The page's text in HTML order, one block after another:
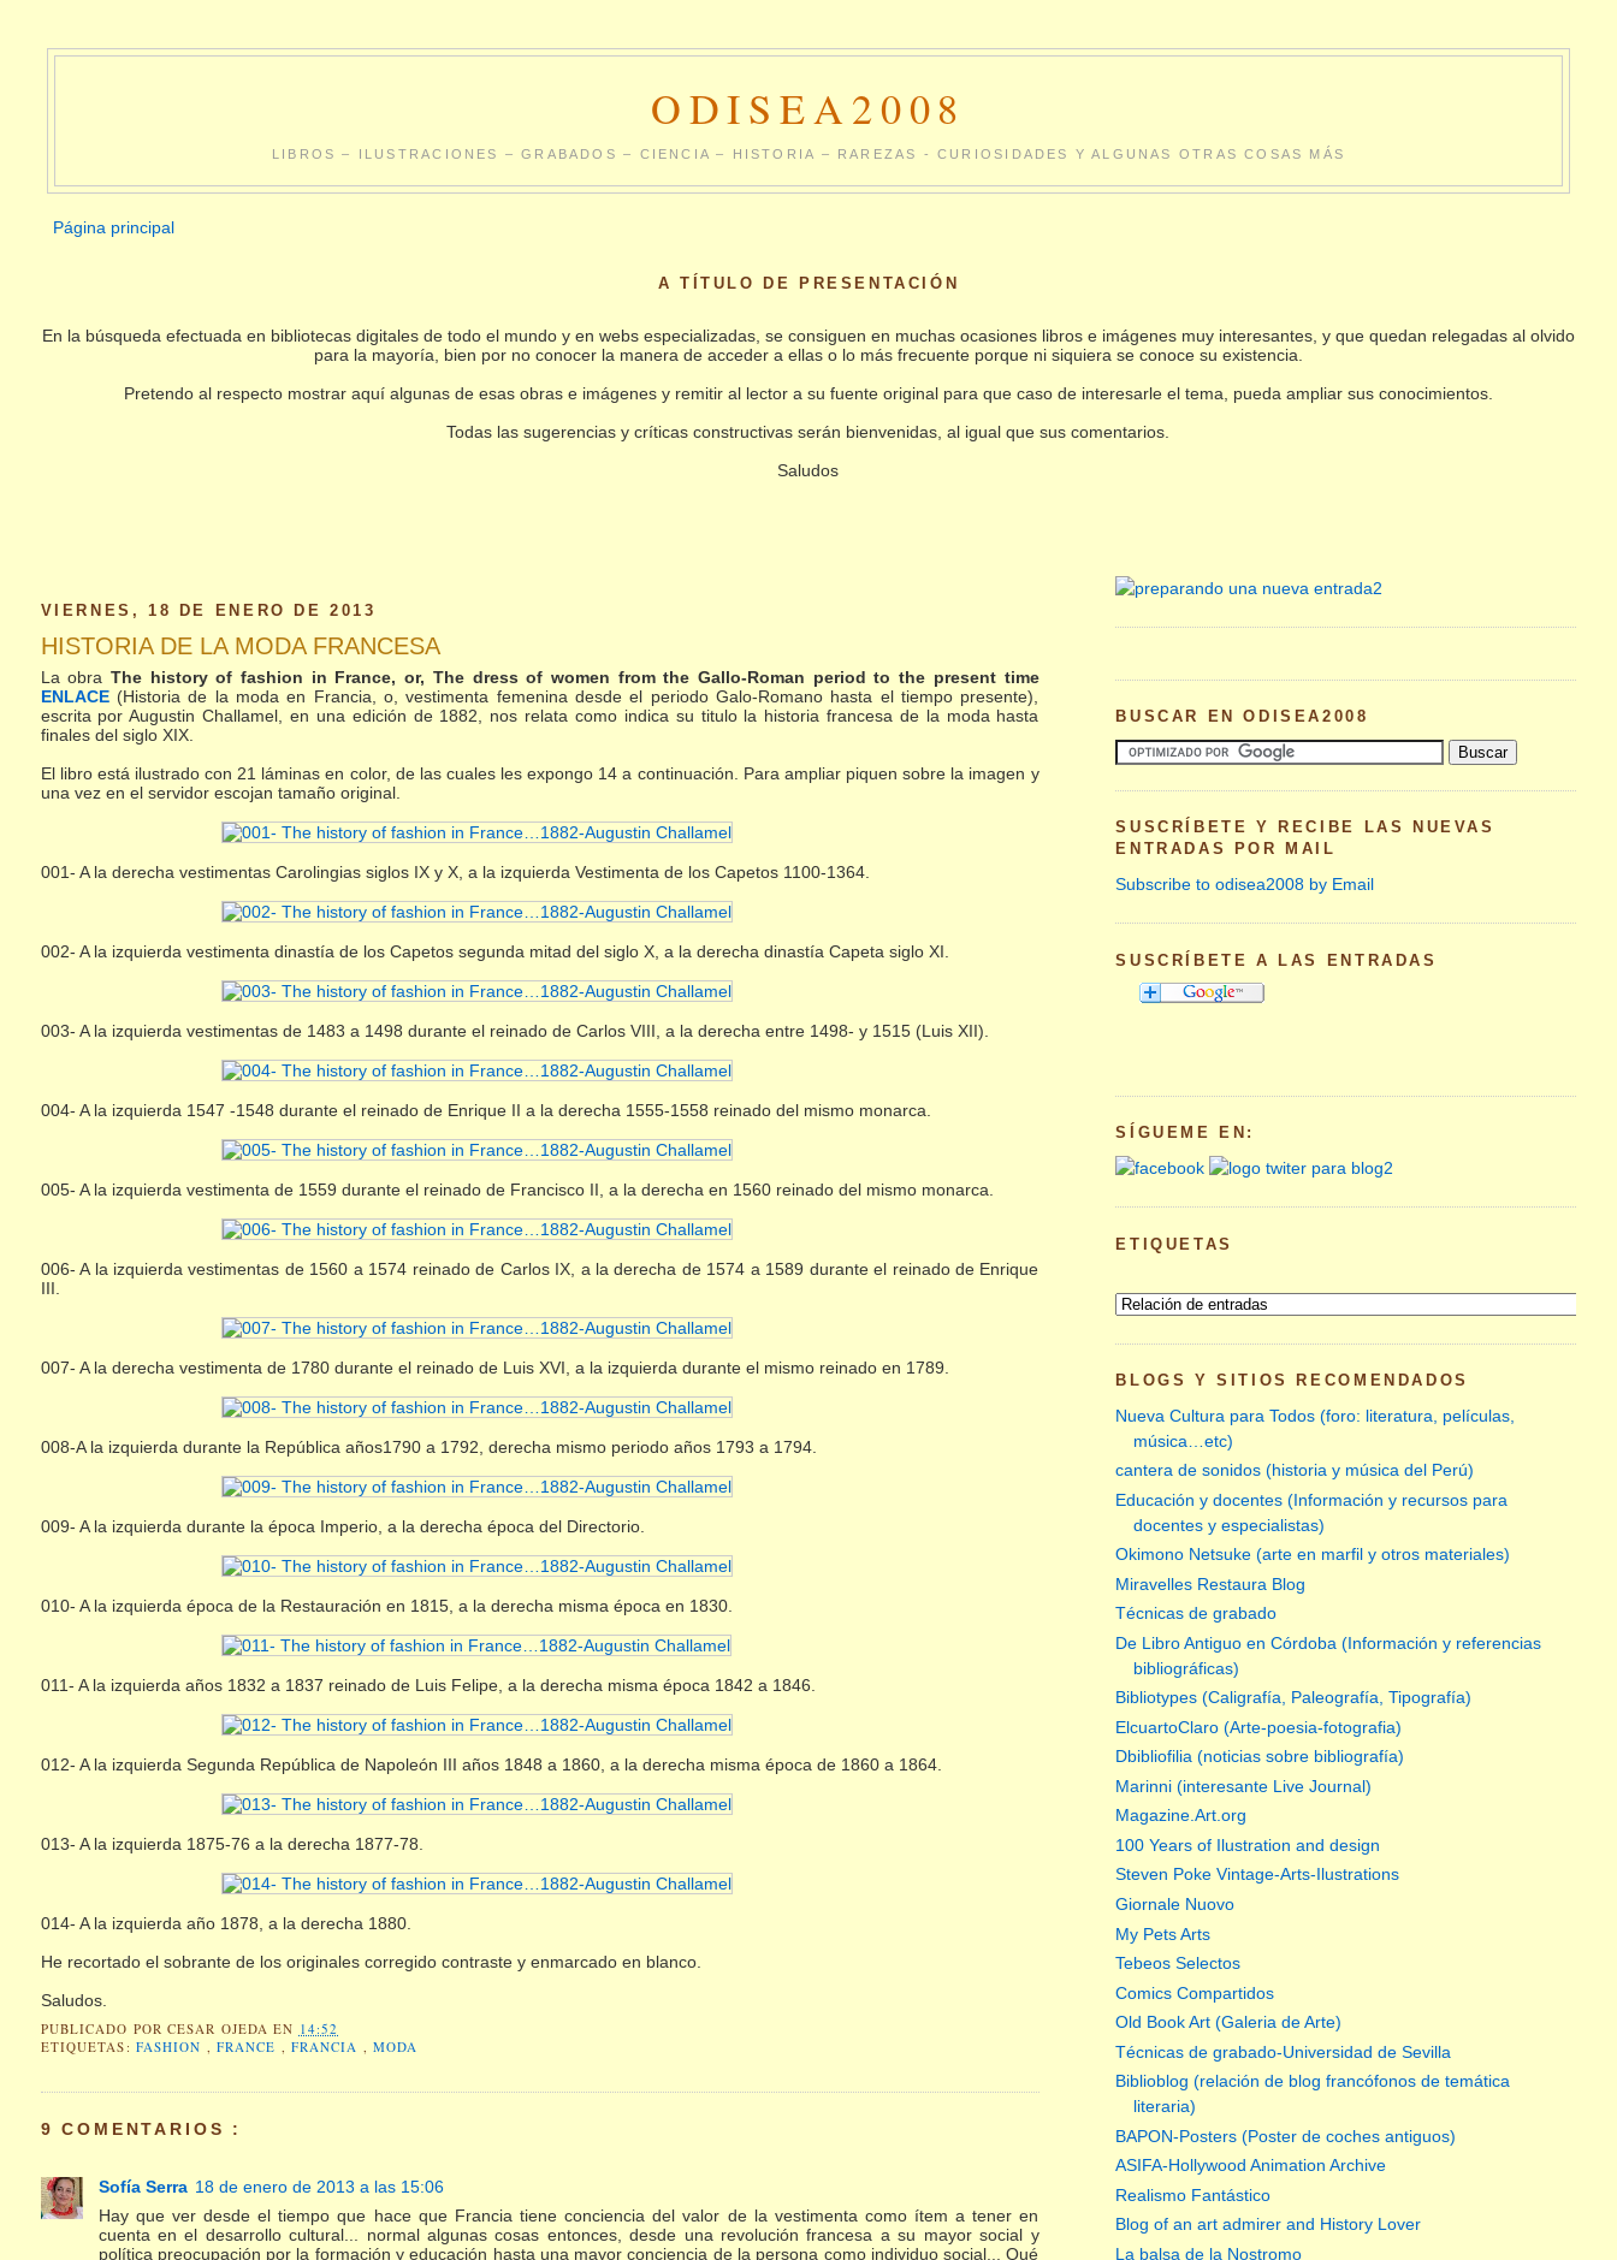
ODISEA2008
LIBROS – ILUSTRACIONES – GRABADOS – CIENCIA – HISTORIA – RAREZAS - CURIOSIDADES Y ALGUNAS OTRAS COSAS MÁS
Página principal
A TÍTULO DE PRESENTACIÓN
En la búsqueda efectuada en bibliotecas digitales de todo el mundo y en webs especializadas, se consiguen en muchas ocasiones libros e imágenes muy interesantes, y que quedan relegadas al olvido
para la mayoría, bien por no conocer la manera de acceder a ellas o lo más frecuente porque ni siquiera se conoce su existencia.
Pretendo al respecto mostrar aquí algunas de esas obras e imágenes y remitir al lector a su fuente original para que caso de interesarle el tema, pueda ampliar sus conocimientos.
Todas las sugerencias y críticas constructivas serán bienvenidas, al igual que sus comentarios.
Saludos
VIERNES, 18 DE ENERO DE 2013
HISTORIA DE LA MODA FRANCESA
La obra The history of fashion in France, or, The dress of women from the Gallo-Roman period to the present time
ENLACE(Historia de la moda en Francia, o, vestimenta femenina desde el periodo Galo-Romano hasta el tiempo presente),
escrita por Augustin Challamel, en una edición de 1882, nos relata como indica su titulo la historia francesa de la moda hasta
finales del siglo XIX.
El libro está ilustrado con 21 láminas en color, de las cuales les expongo 14 a continuación. Para ampliar piquen sobre la imagen y
una vez en el servidor escojan tamaño original.
001- A la derecha vestimentas Carolingias siglos IX y X, a la izquierda Vestimenta de los Capetos 1100-1364.
002- A la izquierda vestimenta dinastía de los Capetos segunda mitad del siglo X, a la derecha dinastía Capeta siglo XI.
003- A la izquierda vestimentas de 1483 a 1498 durante el reinado de Carlos VIII, a la derecha entre 1498- y 1515 (Luis XII).
004- A la izquierda 1547 -1548 durante el reinado de Enrique II a la derecha 1555-1558 reinado del mismo monarca.
005- A la izquierda vestimenta de 1559 durante el reinado de Francisco II, a la derecha en 1560 reinado del mismo monarca.
006- A la izquierda vestimentas de 1560 a 1574 reinado de Carlos IX, a la derecha de 1574 a 1589 durante el reinado de Enrique
III.
007- A la derecha vestimenta de 1780 durante el reinado de Luis XVI, a la izquierda durante el mismo reinado en 1789.
008-A la izquierda durante la República años1790 a 1792, derecha mismo periodo años 1793 a 1794.
009- A la izquierda durante la época Imperio, a la derecha época del Directorio.
010- A la izquierda época de la Restauración en 1815, a la derecha misma época en 1830.
011- A la izquierda años 1832 a 1837 reinado de Luis Felipe, a la derecha misma época 1842 a 1846.
012- A la izquierda Segunda República de Napoleón III años 1848 a 1860, a la derecha misma época de 1860 a 1864.
013- A la izquierda 1875-76 a la derecha 1877-78.
014- A la izquierda año 1878, a la derecha 1880.
He recortado el sobrante de los originales corregido contraste y enmarcado en blanco.
Saludos.
PUBLICADO PORCESAR OJEDAEN 14:52
ETIQUETAS: FASHION , FRANCE , FRANCIA , MODA
9 COMENTARIOS :
Sofía Serra 18 de enero de 2013 a las 15:06
Hay que ver desde el tiempo que hace que Francia tiene conciencia del valor de la vestimenta como ítem a tener en
cuenta en el desarrollo cultural... normal algunas cosas entonces, desde una revolución francesa a su mayor social y
política preocupación por la formación y educación hasta una mayor conciencia de la persona como individuo social... Qué
BUSCAR EN ODISEA2008
SUSCRÍBETE Y RECIBE LAS NUEVAS
ENTRADAS POR MAIL
Subscribe to odisea2008 by Email
SUSCRÍBETE A LAS ENTRADAS
SÍGUEME EN:
ETIQUETAS
BLOGS Y SITIOS RECOMENDADOS
Nueva Cultura para Todos (foro: literatura, películas,
música…etc)
cantera de sonidos (historia y música del Perú)
Educación y docentes (Información y recursos para
docentes y especialistas)
Okimono Netsuke (arte en marfil y otros materiales)
Miravelles Restaura Blog
Técnicas de grabado
De Libro Antiguo en Córdoba (Información y referencias
bibliográficas)
Bibliotypes (Caligrafía, Paleografía, Tipografía)
ElcuartoClaro (Arte-poesia-fotografia)
Dbibliofilia (noticias sobre bibliografía)
Marinni (interesante Live Journal)
Magazine.Art.org
100 Years of Ilustration and design
Steven Poke Vintage-Arts-Ilustrations
Giornale Nuovo
My Pets Arts
Tebeos Selectos
Comics Compartidos
Old Book Art (Galeria de Arte)
Técnicas de grabado-Universidad de Sevilla
Biblioblog (relación de blog francófonos de temática
literaria)
BAPON-Posters (Poster de coches antiguos)
ASIFA-Hollywood Animation Archive
Realismo Fantástico
Blog of an art admirer and History Lover
La balsa de la Nostromo